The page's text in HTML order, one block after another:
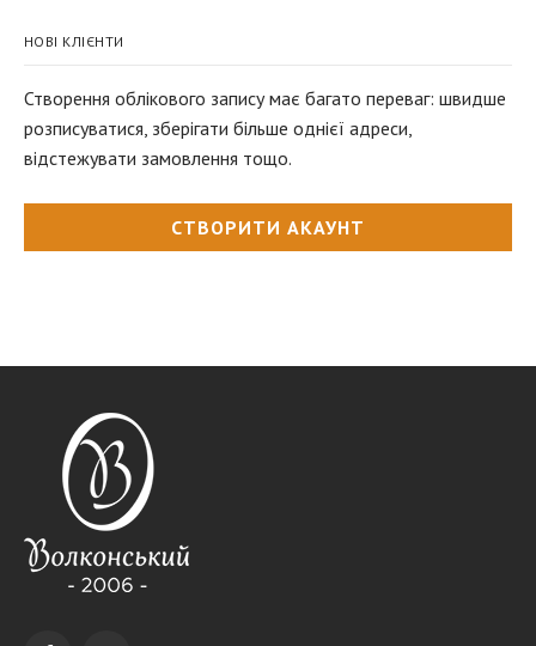
НОВІ КЛІЄНТИ
Створення облікового запису має багато переваг: швидше
розписуватися, зберігати більше однієї адреси,
відстежувати замовлення тощо.
СТВОРИТИ АКАУНТ